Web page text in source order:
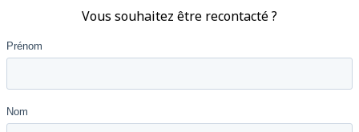
Vous souhaitez être recontacté ?